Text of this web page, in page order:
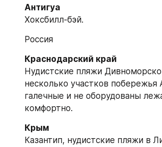
Антигуа
Хоксбилл-бэй.
Россия
Краснодарский край
Нудистские пляжи
несколько участков
галечные и не оборудованы
комфортно.
Крым
Казантип, нудистские пляжи в